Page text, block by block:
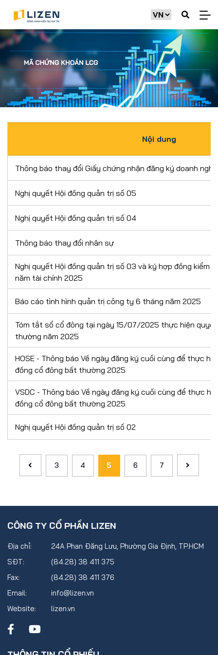
Nội dung
Thông báo thay đổi Giấy chứng nhận đăng ký doanh
Nghị quyết Hội đồng quản trị số 05
Nghị quyết Hội đồng quản trị số 04
Thông báo thay đổi nhân sự
Nghị quyết Hội đồng quản trị số 03 và ký hợp đồng kiểm
năm tài chính 2025
Báo cáo tình hình quản trị công ty 6 tháng năm 2025
Tóm tắt sổ cổ đông tại ngày 15/07/2025 thực hiện
thường năm 2025
HOSE - Thông báo Về ngày đăng ký cuối cùng để thực
đồng cổ đông bất thường 2025
VSDC - Thông báo Về ngày đăng ký cuối cùng để thực
đồng cổ đông bất thường 2025
Nghị quyết Hội đồng quản trị số 02
3 4 5 6 7
CÔNG TY CỔ PHẦN LIZEN
Địa chỉ:
24A Phan Đăng Lưu, Phường Gia Định, TP.HCM
SĐT:
(84.28) 38 411 375
Fax:
(84.28) 38 411 376
Email:
info@lizen.vn
Website:
lizen.vn